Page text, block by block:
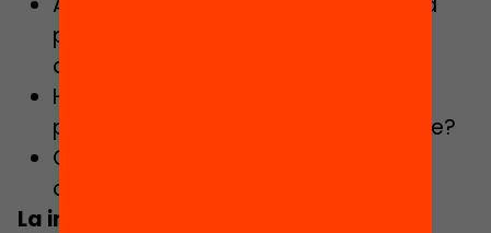
partir de la interacció amb força
docents?
Heu dedicat reunions de claustre a
planificar i fer seguiment del projecte?
Contribueix a transformar la mirada
cap a l’avaluació?
La implicació de les famílies, la